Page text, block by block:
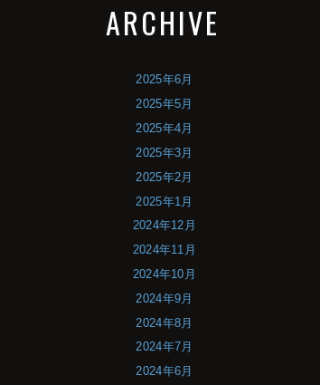
ARCHIVE
2025年6月
2025年5月
2025年4月
2025年3月
2025年2月
2025年1月
2024年12月
2024年11月
2024年10月
2024年9月
2024年8月
2024年7月
2024年6月